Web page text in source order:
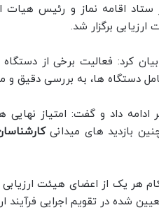
ستاد اقامه نماز و رئیس
برگزار شد.
کرد: فعالیت برخی از
کامل دستگاه ها، به بررسی دقیق
ادامه داد و گفت: امتیاز
بازدید های میدانی
هر یک از اعضای هیئت ارزیابی
شده در تقویم اجرایی فرآیند